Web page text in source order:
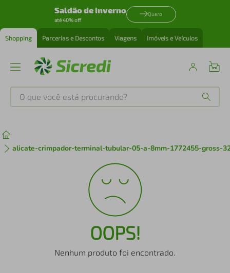
Saldão de inverno
até 40% off
Quero
Shopping Parcerias e Descontos Viagens Imóveis e Veículos
O que você está procurando?
alicate-crimpador-terminal-tubular-05-a-8mm-1772455-gross-
OOPS!
Nenhum produto foi encontrado.
tenis
iphone